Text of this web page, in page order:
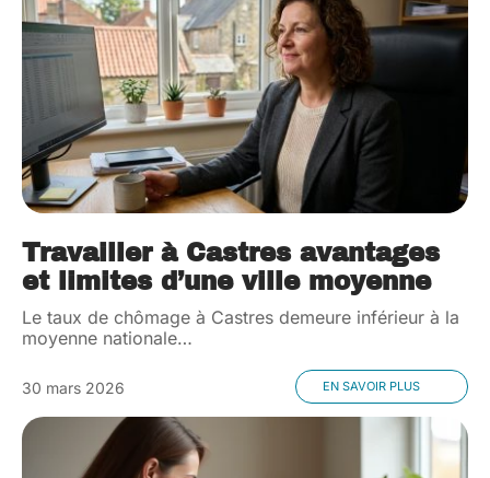
Travailler à Castres avantages
et limites d’une ville moyenne
Le taux de chômage à Castres demeure inférieur à la
moyenne nationale…
30 mars 2026 EN SAVOIR PLUS